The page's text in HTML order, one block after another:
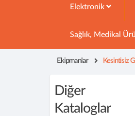
Elektronik
Sağlık, Medikal
Ekipmanlar Kesintisiz
Diğer
Kataloglar